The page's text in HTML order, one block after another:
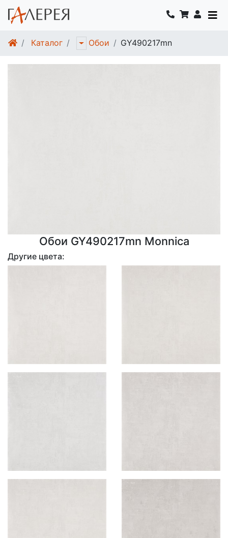
Каталог Обои GY490217mn
Обои GY490217mn Monnica
Другие цвета: